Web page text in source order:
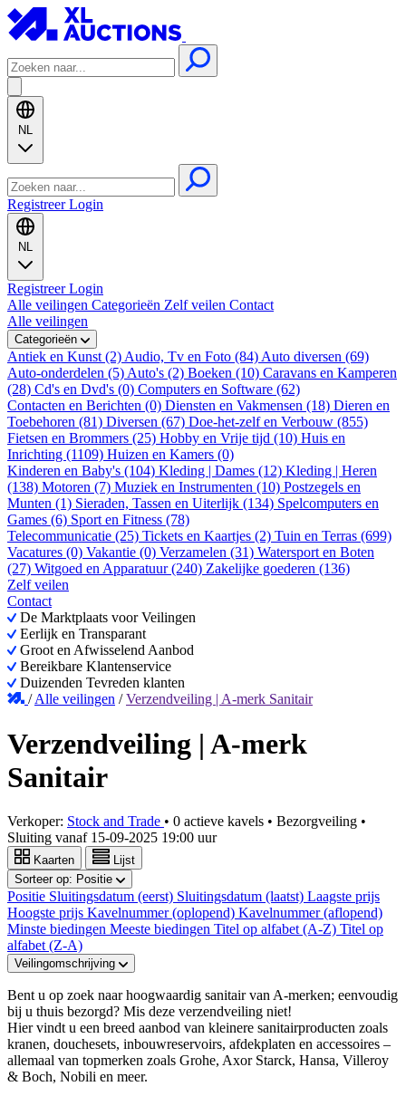
NL
RegistreerLogin
NL
RegistreerLogin
Alle veilingen Categorieën Zelf veilen Contact
Alle veilingen
Categorieën
Antiek en Kunst (2) Audio, Tv en Foto (84) Auto diversen (69)
Auto-onderdelen (5) Auto's (2) Boeken (10) Caravans en Kamperen
(28) Cd's en Dvd's (0) Computers en Software (62)
Contacten en Berichten (0) Diensten en Vakmensen (18) Dieren en
Toebehoren (81) Diversen (67) Doe-het-zelf en Verbouw (855)
Fietsen en Brommers (25) Hobby en Vrije tijd (10) Huis en
Inrichting (1109) Huizen en Kamers (0)
Kinderen en Baby's (104) Kleding | Dames (12) Kleding | Heren
(138) Motoren (7) Muziek en Instrumenten (10) Postzegels en
Munten (1) Sieraden, Tassen en Uiterlijk (134) Spelcomputers en
Games (6) Sport en Fitness (78)
Telecommunicatie (25) Tickets en Kaartjes (2) Tuin en Terras (699)
Vacatures (0) Vakantie (0) Verzamelen (31) Watersport en Boten
(27) Witgoed en Apparatuur (240) Zakelijke goederen (136)
Zelf veilen
Contact
De Marktplaats voor Veilingen
Eerlijk en Transparant
Groot en Afwisselend Aanbod
Bereikbare Klantenservice
Duizenden Tevreden klanten
/Alle veilingen /Verzendveiling | A-merk Sanitair
Verzendveiling | A-merk
Sanitair
Verkoper: Stock and Trade • 0 actieve kavels • Bezorgveiling •
Sluiting vanaf 15-09-2025 19:00 uur
Kaarten
Lijst
Sorteer op: Positie
Positie Sluitingsdatum (eerst) Sluitingsdatum (laatst) Laagste prijs
Hoogste prijs Kavelnummer (oplopend) Kavelnummer (aflopend)
Minste biedingen Meeste biedingen Titel op alfabet (A-Z) Titel op
alfabet (Z-A)
Veilingomschrijving
Bent u op zoek naar hoogwaardig sanitair van A-merken; eenvoudig
bij u thuis bezorgd? Mis deze verzendveiling niet!
Hier vindt u een breed aanbod van kleinere sanitairproducten zoals
kranen, douchesets, inbouwreservoirs, afdekplaten en accessoires –
allemaal van topmerken zoals Grohe, Axor Starck, Hansa, Villeroy
& Boch, Nobili en meer.